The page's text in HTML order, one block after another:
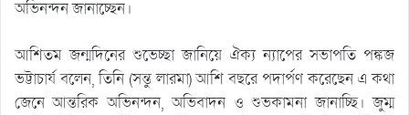
অভিনন্দন জানাচ্ছেন।
আশিতম জন্মদিনের শুভেচ্ছা জানিয়ে ঐক্য ন্যাপের সভাপতি পঙ্কজ
ভট্টাচার্য বলেন, তিনি (সন্তু লারমা) আশি বছরে পদার্পণ করেছেন এ কথা
জেনে আন্তরিক অভিনন্দন, অভিবাদন ও শুভকামনা জানাচ্ছি। জুম্ম